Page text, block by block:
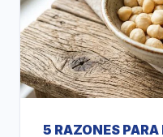
5 RAZONES